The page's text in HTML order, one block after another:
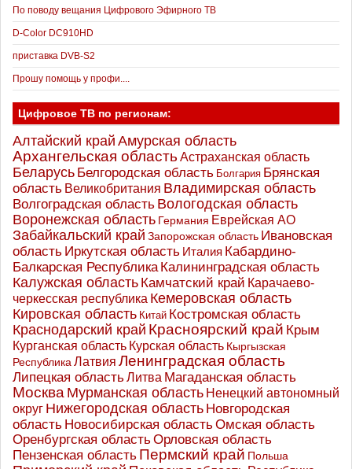
По поводу вещания Цифрового Эфирного ТВ
D-Color DC910HD
приставка DVB-S2
Прошу помощь у профи....
Цифровое ТВ по регионам:
Алтайский край Амурская область
Архангельская область Астраханская область
Беларусь Белгородская область Болгария Брянская
область Великобритания Владимирская область
Волгоградская область Вологодская область
Воронежская область Германия Еврейская АО
Забайкальский край Запорожская область Ивановская
область Иркутская область Италия Кабардино-
Балкарская Республика Калининградская область
Калужская область Камчатский край Карачаево-
черкесская республика Кемеровская область
Кировская область Китай Костромская область
Краснодарский край Красноярский край Крым
Курганская область Курская область Кыргызская
Республика Латвия Ленинградская область
Липецкая областьЛитва Магаданская область
Москва Мурманская область Ненецкий автономный
округ Нижегородская область Новгородская
область Новосибирская областьОмская область
Оренбургская областьОрловская область
Пензенская область Пермский край Польша